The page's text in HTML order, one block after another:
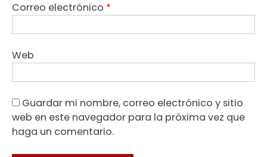
Correo electrónico *
Web
Guardar mi nombre, correo electrónico y sitio
web en este navegador para la próxima vez que
haga un comentario.